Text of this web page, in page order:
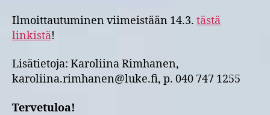
Ilmoittautuminen viimeistään 14.3. tästä
linkistä!
Lisätietoja: Karoliina Rimhanen,
karoliina.rimhanen@luke.fi, p. 040 747 1255
Tervetuloa!